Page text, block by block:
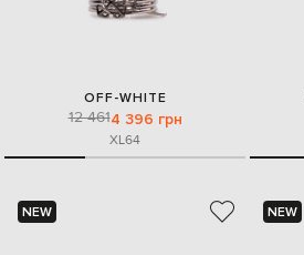
OFF-WHITE
12 4614 396 грн
XL64
NEW NEW